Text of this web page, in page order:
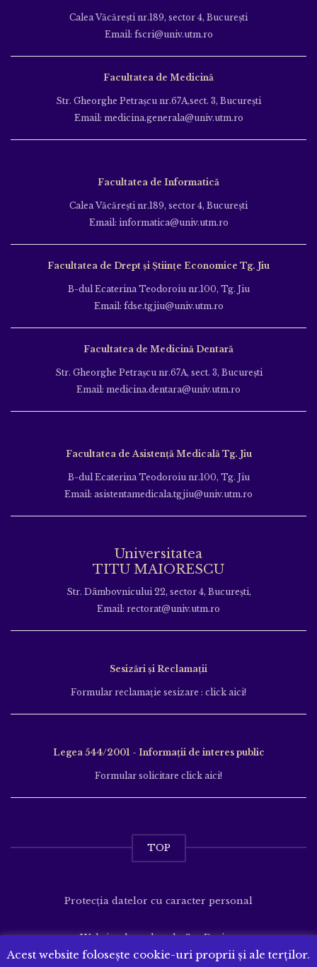
Calea Văcăreşti nr.189, sector 4, Bucureşti
Email: fscri@univ.utm.ro
Facultatea de Medicină
Str. Gheorghe Petraşcu nr.67A,sect. 3, Bucureşti
Email: medicina.generala@univ.utm.ro
Facultatea de Informatică
Calea Văcăreşti nr.189, sector 4, Bucureşti
Email: informatica@univ.utm.ro
Facultatea de Drept și Științe Economice Tg. Jiu
B-dul Ecaterina Teodoroiu nr.100, Tg. Jiu
Email: fdse.tgjiu@univ.utm.ro
Facultatea de Medicină Dentară
Str. Gheorghe Petraşcu nr.67A, sect. 3, Bucureşti
Email: medicina.dentara@univ.utm.ro
Facultatea de Asistență Medicală Tg. Jiu
B-dul Ecaterina Teodoroiu nr.100, Tg. Jiu
Email: asistentamedicala.tgjiu@univ.utm.ro
Universitatea
TITU MAIORESCU
Str. Dâmbovnicului 22, sector 4, București,
Email: rectorat@univ.utm.ro
Sesizări și Reclamații
Formular reclamație sesizare : click aici!
Legea 544/2001 - Informații de interes public
Formular solicitare click aici!
TOP
Protecția datelor cu caracter personal
Website dezvoltat deSenDesign
Acest website folosește cookie-uri proprii și ale terților.